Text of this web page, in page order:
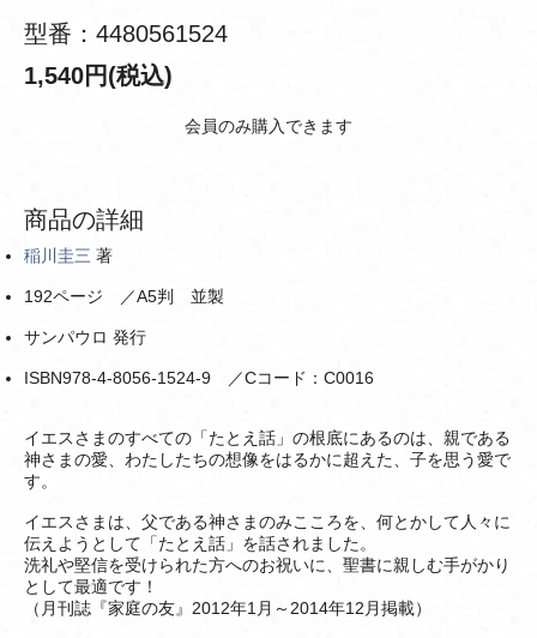
型番：4480561524
1,540円(税込)
会員のみ購入できます
商品の詳細
稲川圭三 著
192ページ ／A5判 並製
サンパウロ 発行
ISBN978-4-8056-1524-9 ／Cコード：C0016
イエスさまのすべての「たとえ話」の根底にあるのは、親である
神さまの愛、わたしたちの想像をはるかに超えた、子を思う愛で
す。
イエスさまは、父である神さまのみこころを、何とかして人々に
伝えようとして「たとえ話」を話されました。
洗礼や堅信を受けられた方へのお祝いに、聖書に親しむ手がかり
として最適です！
（月刊誌『家庭の友』2012年1月～2014年12月掲載）